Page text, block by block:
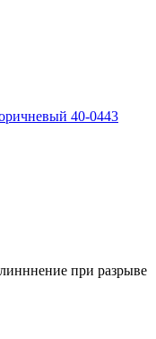
40-0443
при разрыве